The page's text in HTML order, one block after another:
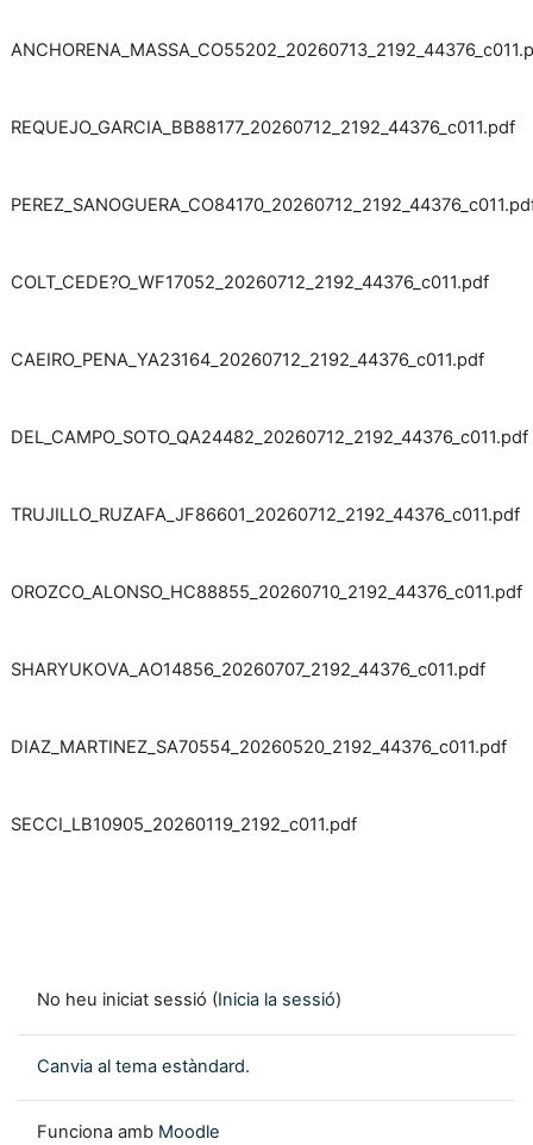
REQUEJO_GARCIA_BB88177_20260712_2192_44376_c011.pdf
COLT_CEDE?O_WF17052_20260712_2192_44376_c011.pdf
CAEIRO_PENA_YA23164_20260712_2192_44376_c011.pdf
DEL_CAMPO_SOTO_QA24482_20260712_2192_44376_c011.pdf
TRUJILLO_RUZAFA_JF86601_20260712_2192_44376_c011.pdf
OROZCO_ALONSO_HC88855_20260710_2192_44376_c011.pdf
SHARYUKOVA_AO14856_20260707_2192_44376_c011.pdf
DIAZ_MARTINEZ_SA70554_20260520_2192_44376_c011.pdf
SECCI_LB10905_20260119_2192_c011.pdf
No heu iniciat sessió (Inicia la sessió)
Canvia al tema estàndard.
Funciona amb Moodle